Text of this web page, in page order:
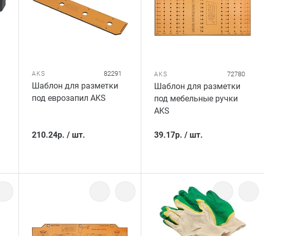
AKS 82291
Шаблон для разметки
под еврозапил AKS
210.24р. / шт.
AKS 72780
Шаблон для разметки
под мебельные ручки
AKS
39.17р. /шт.